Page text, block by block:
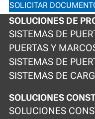
SOLICITAR
SOLUCIONES DE
SISTEMAS DE
PUERTAS Y
SISTEMAS DE
SISTEMAS DE
SOLUCIONES
SOLUCIONES